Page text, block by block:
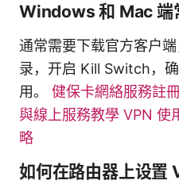
Windows 和 Mac 端
通常需要下载官方客户
录，开启 Kill Switch，
用。 健保卡網絡服務註
與線上服務教學 VPN 使
略
如何在路由器上设置